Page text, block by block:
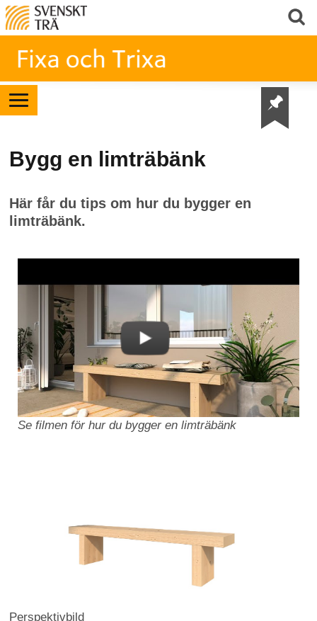
Bygg en limträbänk
Här får du tips om hur du bygger en
limträbänk.
Se filmen för hur du bygger en limträbänk
Perspektivbild